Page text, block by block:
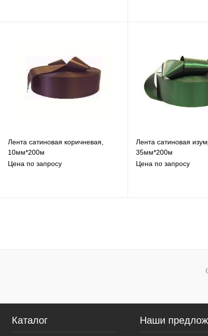
Под заказ
Под
Лента сатиновая коричневая,
10мм*200м
Цена по запросу
Лента сатиновая
35мм*200м
Цена по запросу
Каталог Наши